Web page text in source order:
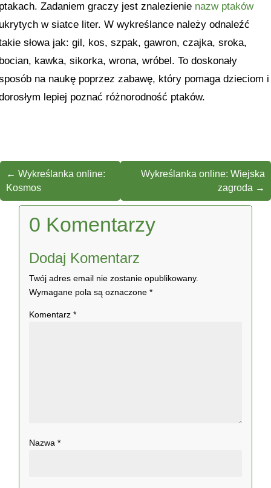
Zadaniem graczy jest znalezienie nazw ptaków
w siatce liter. W wykreślance należy odnaleźć
słowa jak: gil, kos, szpak, gawron, czajka, sroka,
kawka, sikorka, wrona, wróbel. To doskonały
na naukę poprzez zabawę, który pomaga dzieciom i
lepiej poznać różnorodność ptaków.
← Wykreślanka online:
Kosmos
Wykreślanka online: Wiejska
zagroda →
0 Komentarzy
Dodaj Komentarz
Twój adres email nie zostanie opublikowany.
Wymagane pola są oznaczone*
Komentarz*
Nazwa*